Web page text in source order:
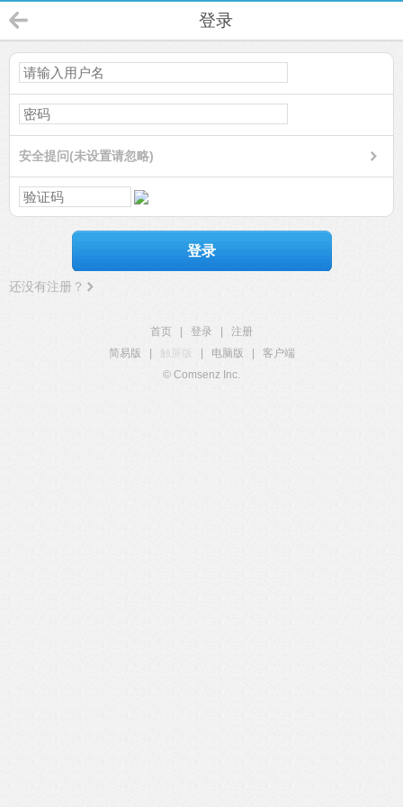
登录
安全提问(未设置请忽略)
登录
还没有注册？
首页 登录
注册
简易版
触屏版 电脑版
客户端
© Comsenz Inc.